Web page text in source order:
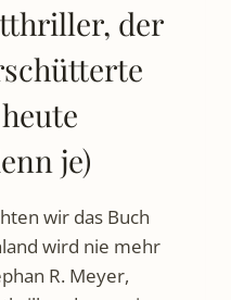
der
je)
wir das Buch
wird nie mehr
R. Meyer,